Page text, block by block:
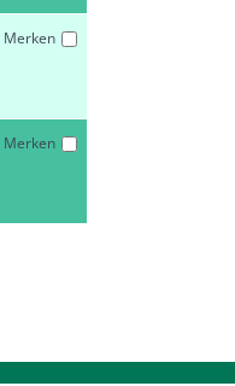
Merken
Merken